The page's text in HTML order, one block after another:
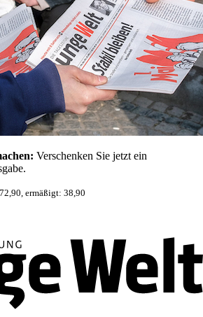
Verschenken Sie jetzt ein
ermäßigt: 38,90